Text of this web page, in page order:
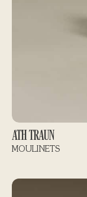
ATH TRAUN
MOULINETS